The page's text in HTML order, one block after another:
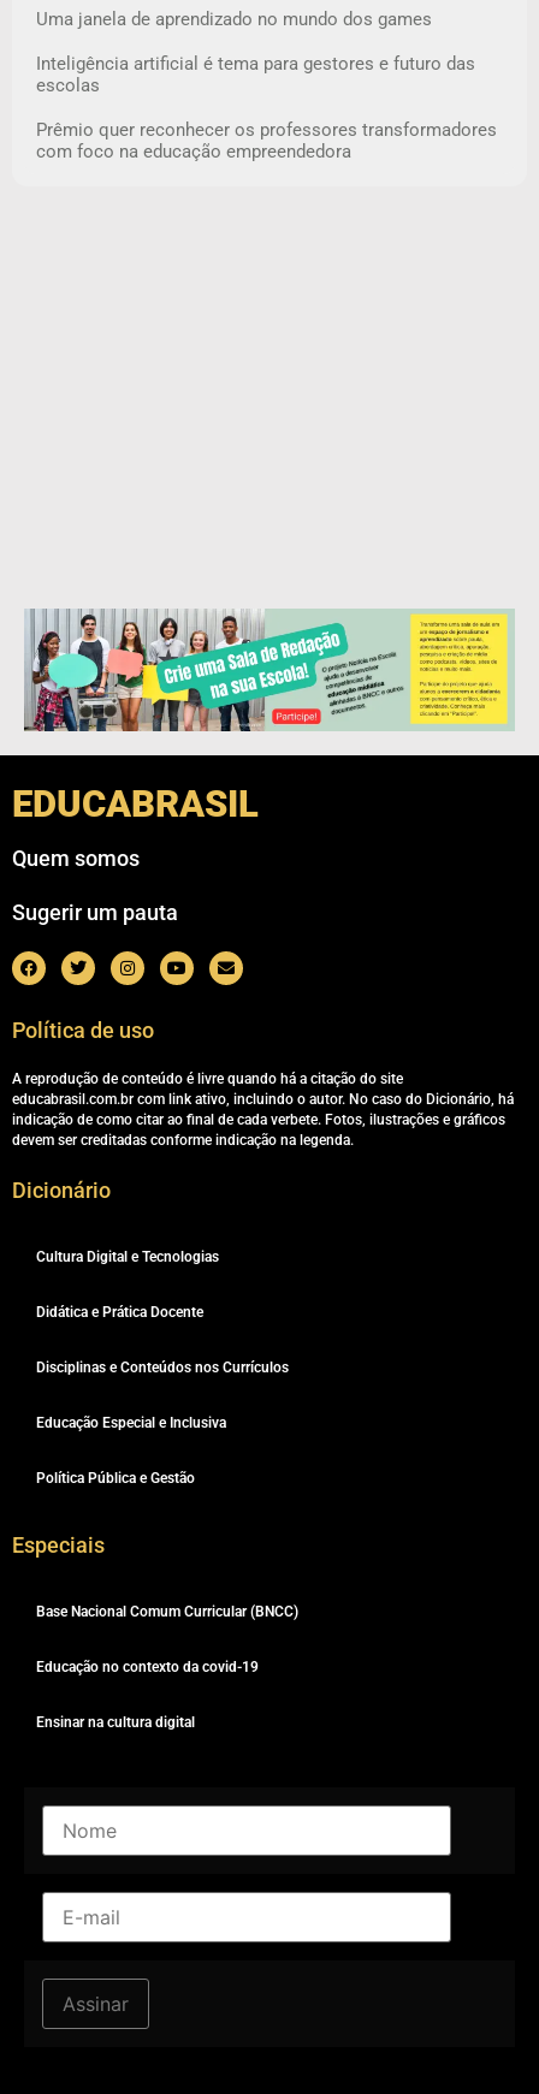
Uma janela de aprendizado no mundo dos games
Inteligência artificial é tema para gestores e futuro das
escolas
Prêmio quer reconhecer os professores transformadores
com foco na educação empreendedora
EDUCABRASIL
Quem somos
Sugerir um pauta
Política de uso
A reprodução de conteúdo é livre quando há a citação do site
educabrasil.com.br com link ativo, incluindo o autor. No caso do Dicionário, há
indicação de como citar ao final de cada verbete. Fotos, ilustrações e gráficos
devem ser creditadas conforme indicação na legenda.
Dicionário
Cultura Digital e Tecnologias
Didática e Prática Docente
Disciplinas e Conteúdos nos Currículos
Educação Especial e Inclusiva
Política Pública e Gestão
Especiais
Base Nacional Comum Curricular (BNCC)
Educação no contexto da covid-19
Ensinar na cultura digital